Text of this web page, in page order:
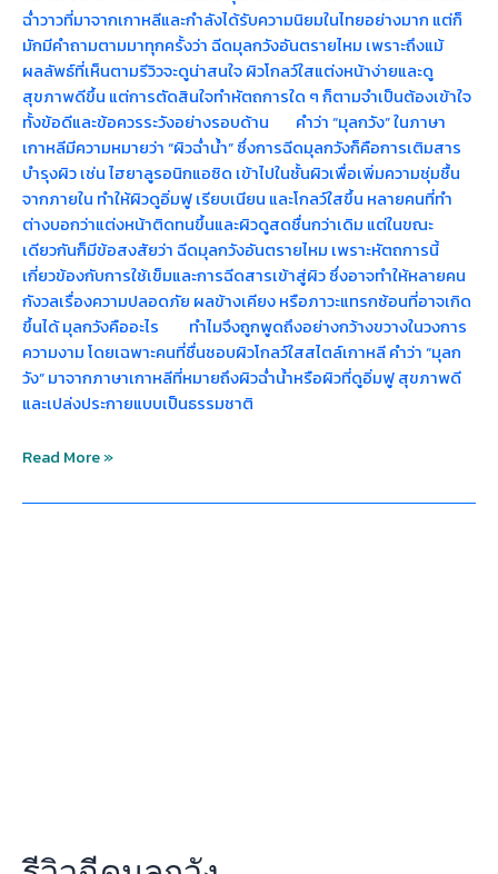
ฉ่ำวาวที่มาจากเกาหลีและกำลังได้รับความนิยมในไทยอย่างมาก แต่ก็
มักมีคำถามตามมาทุกครั้งว่า ฉีดมุลกวังอันตรายไหม เพราะถึงแม้
ผลลัพธ์ที่เห็นตามรีวิวจะดูน่าสนใจ ผิวโกลว์ใสแต่งหน้าง่ายและดู
สุขภาพดีขึ้น แต่การตัดสินใจทำหัตถการใด ๆ ก็ตามจำเป็นต้องเข้าใจ
ทั้งข้อดีและข้อควรระวังอย่างรอบด้าน คำว่า “มุลกวัง” ในภาษา
เกาหลีมีความหมายว่า “ผิวฉ่ำน้ำ” ซึ่งการฉีดมุลกวังก็คือการเติมสาร
บำรุงผิว เช่น ไฮยาลูรอนิกแอซิด เข้าไปในชั้นผิวเพื่อเพิ่มความชุ่มชื้น
จากภายใน ทำให้ผิวดูอิ่มฟู เรียบเนียน และโกลว์ใสขึ้น หลายคนที่ทำ
ต่างบอกว่าแต่งหน้าติดทนขึ้นและผิวดูสดชื่นกว่าเดิม แต่ในขณะ
เดียวกันก็มีข้อสงสัยว่า ฉีดมุลกวังอันตรายไหม เพราะหัตถการนี้
เกี่ยวข้องกับการใช้เข็มและการฉีดสารเข้าสู่ผิว ซึ่งอาจทำให้หลายคน
กังวลเรื่องความปลอดภัย ผลข้างเคียง หรือภาวะแทรกซ้อนที่อาจเกิด
ขึ้นได้ มุลกวังคืออะไร ทำไมจึงถูกพูดถึงอย่างกว้างขวางในวงการ
ความงาม โดยเฉพาะคนที่ชื่นชอบผิวโกลว์ใสสไตล์เกาหลี คำว่า “มุลก
วัง” มาจากภาษาเกาหลีที่หมายถึงผิวฉ่ำน้ำหรือผิวที่ดูอิ่มฟู สุขภาพดี
และเปล่งประกายแบบเป็นธรรมชาติ
Read More »